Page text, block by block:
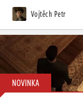
Vojtěch Petr
NOVINKA